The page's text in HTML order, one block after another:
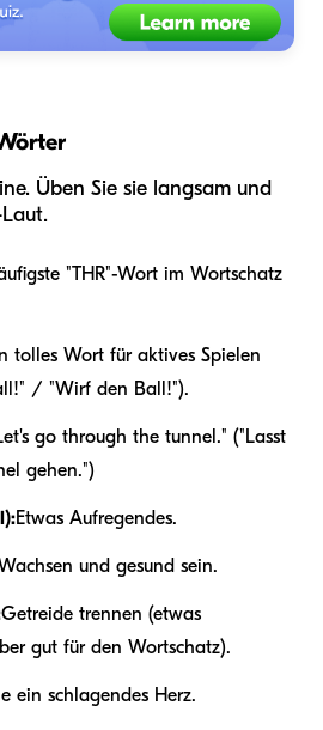
Üben Sie sie langsam und
"THR"-Wort im Wortschatz
tolles Wort für aktives Spielen
/ "Wirf den Ball!").
go through the tunnel." ("Lasst
gehen.")
Etwas Aufregendes.
und gesund sein.
Getreide trennen (etwas
gut für den Wortschatz).
ein schlagendes Herz.